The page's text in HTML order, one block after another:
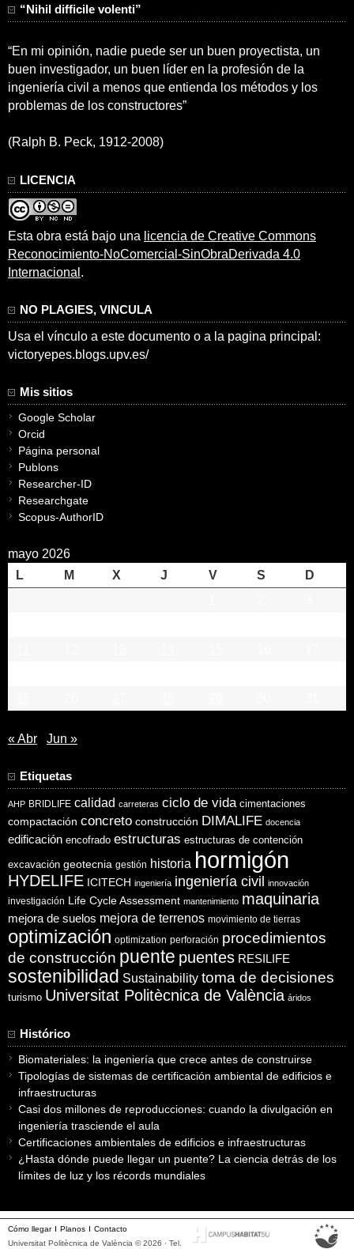
“Nihil difficile volenti”
“En mi opinión, nadie puede ser un buen proyectista, un
buen investigador, un buen líder en la profesión de la
ingeniería civil a menos que entienda los métodos y los
problemas de los constructores”
(Ralph B. Peck, 1912-2008)
LICENCIA
Esta obra está bajo una licencia de Creative Commons
Reconocimiento-NoComercial-SinObraDerivada 4.0
Internacional .
NO PLAGIES, VINCULA
Usa el vínculo a este documento o a la pagina principal:
victoryepes.blogs.upv.es/
Mis sitios
Google Scholar
Orcid
Página personal
Publons
Researcher-ID
Researchgate
Scopus-AuthorID
mayo 2026
L
M X J V S
D
« Abr Jun »
Etiquetas
AHP BRIDLIFE calidad carreteras ciclo de vida cimentaciones
compactación concreto construcción DIMALIFE docencia
edificación encofrado estructuras estructuras de contención
excavación geotecnia gestión historia hormigón
HYDELIFE ICITECH ingeniería ingeniería civil innovación
investigación Life Cycle Assessment mantenimiento maquinaria
mejora de suelos mejora de terrenos movimiento de tierras
optimización optimization perforación procedimientos
de construcción puente puentes RESILIFE
sostenibilidad Sustainability toma de decisiones
turismo Universitat Politècnica de València áridos
Histórico
Biomateriales: la ingeniería que crece antes de construirse
Tipologías de sistemas de certificación ambiental de edificios e
infraestructuras
Casi dos millones de reproducciones: cuando la divulgación en
ingeniería trasciende el aula
Certificaciones ambientales de edificios e infraestructuras
¿Hasta dónde puede llegar un puente? La ciencia detrás de los
límites de luz y los récords mundiales
Cómo llegar Planos
Contacto
Universitat Politècnica de València © 2026 · Tel.